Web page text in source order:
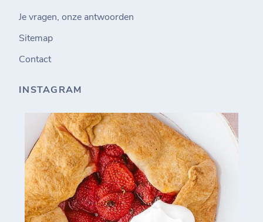
Je vragen, onze antwoorden
Sitemap
Contact
INSTAGRAM